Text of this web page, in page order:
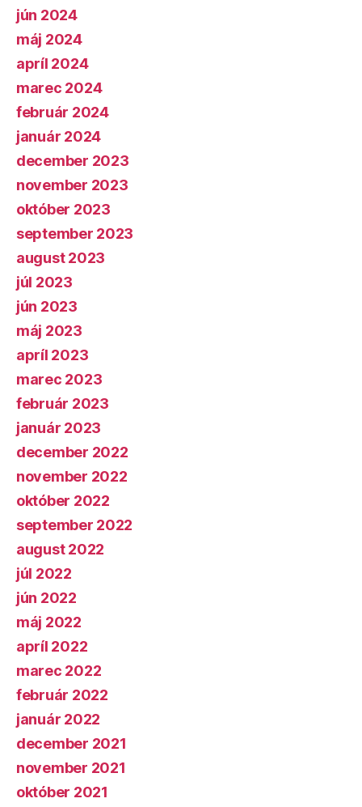
jún 2024
máj 2024
apríl 2024
marec 2024
február 2024
január 2024
december 2023
november 2023
október 2023
september 2023
august 2023
júl 2023
jún 2023
máj 2023
apríl 2023
marec 2023
február 2023
január 2023
december 2022
november 2022
október 2022
september 2022
august 2022
júl 2022
jún 2022
máj 2022
apríl 2022
marec 2022
február 2022
január 2022
december 2021
november 2021
október 2021